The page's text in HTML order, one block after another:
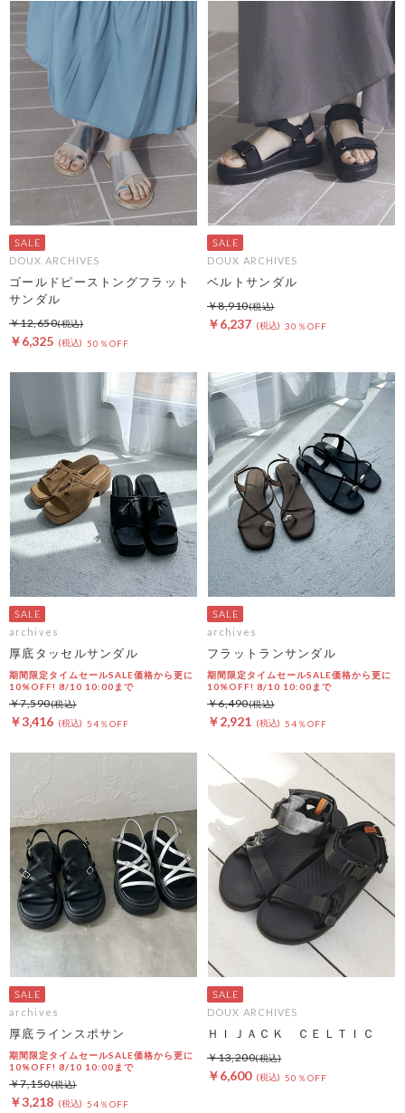
DOUX ARCHIVES
ゴールドピーストングフラット
サンダル
￥6,325 50％OFF
￥12,650
DOUX ARCHIVES
ベルトサンダル
￥6,237 30％OFF
￥8,910
archives
厚底タッセルサンダル
期間限定タイムセールSALE価格から更に
10%OFF! 8/10 10:00まで
￥3,416 54％OFF
￥7,590
archives
フラットランサンダル
期間限定タイムセールSALE価格から更に
10%OFF! 8/10 10:00まで
￥2,921 54％OFF
￥6,490
archives
厚底ラインスポサン
期間限定タイムセールSALE価格から更に
10%OFF! 8/10 10:00まで
￥3,218 54％OFF
￥7,150
DOUX ARCHIVES
ＨＩＪＡＣＫ ＣＥＬＴＩＣ
￥6,600 50％OFF
￥13,200